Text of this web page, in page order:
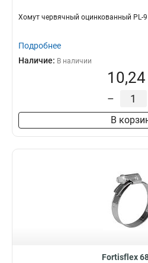
Хомут червячный оцинкованный PL-9
Подробнее
Наличие: В наличии
–
В
Fortisflex